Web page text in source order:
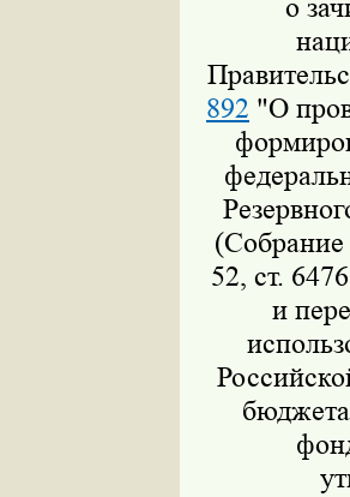
о
892 "О
(Собрание
52, ст.
и